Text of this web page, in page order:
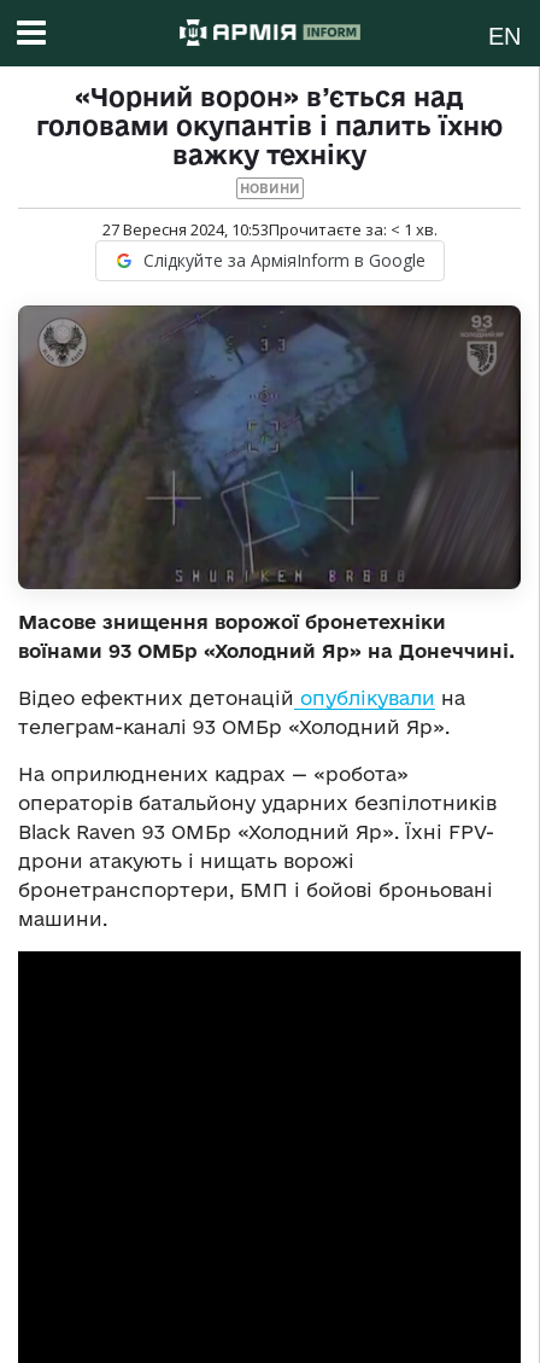
EN
«Чорний ворон» в’ється над
головами окупантів і палить їхню
важку техніку
НОВИНИ
27 Вересня 2024, 10:53Прочитаєте за: < 1 хв.
Слідкуйте за АрміяInform в Google
Масове знищення ворожої бронетехніки
воїнами 93 ОМБр «Холодний Яр» на Донеччині.
Відео ефектних детонацій опублікували на
телеграм-каналі 93 ОМБр «Холодний Яр».
На оприлюднених кадрах — «робота»
операторів батальйону ударних безпілотників
Black Raven 93 ОМБр «Холодний Яр». Їхні FPV-
дрони атакують і нищать ворожі
бронетранспортери, БМП і бойові броньовані
машини.